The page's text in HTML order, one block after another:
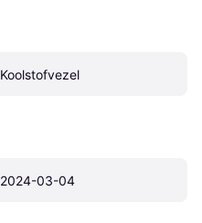
Koolstofvezel
2024-03-04